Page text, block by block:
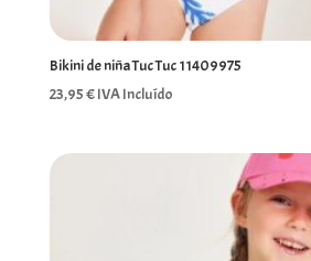
Bikini de niña Tuc Tuc 11409975
23,95€IVA Incluído